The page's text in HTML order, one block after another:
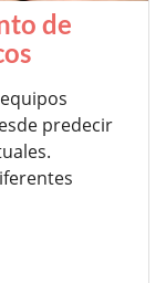
de
predecir